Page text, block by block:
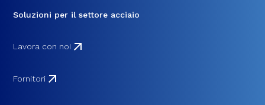
Soluzioni per il settore acciaio
Lavora con noi
Fornitori